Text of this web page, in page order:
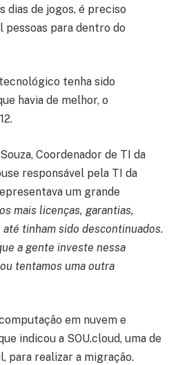
dias de jogos, é preciso
para dentro do
tenha sido
havia de melhor, o
Coordenador de TI da
responsável pela TI da
um grande
mais licenças, garantias,
tinham sido descontinuados.
a gente investe nessa
tentamos uma outra
em nuvem e
indicou a SOU.cloud, uma de
para realizar a migração.